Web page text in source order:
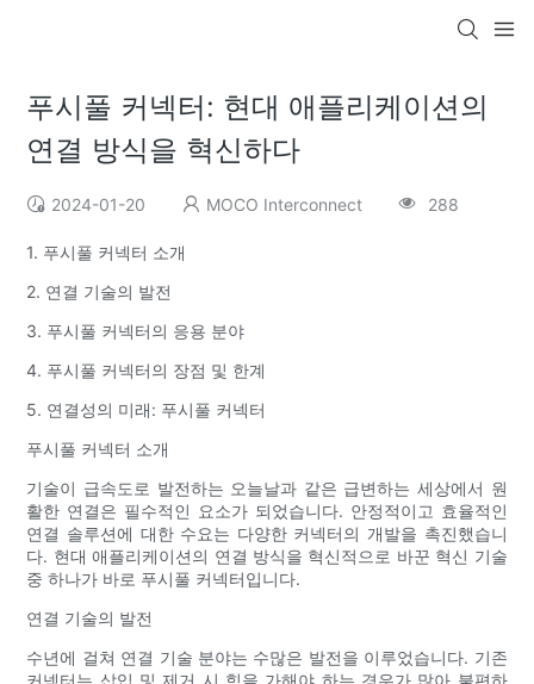
푸시풀 커넥터: 현대 애플리케이션의
연결 방식을 혁신하다
2024-01-20 MOCO Interconnect 288
1. 푸시풀 커넥터 소개
2. 연결 기술의 발전
3. 푸시풀 커넥터의 응용 분야
4. 푸시풀 커넥터의 장점 및 한계
5. 연결성의 미래: 푸시풀 커넥터
푸시풀 커넥터 소개
기술이 급속도로 발전하는 오늘날과 같은 급변하는 세상에서 원
활한 연결은 필수적인 요소가 되었습니다. 안정적이고 효율적인
연결 솔루션에 대한 수요는 다양한 커넥터의 개발을 촉진했습니
다. 현대 애플리케이션의 연결 방식을 혁신적으로 바꾼 혁신 기술
중 하나가 바로 푸시풀 커넥터입니다.
연결 기술의 발전
수년에 걸쳐 연결 기술 분야는 수많은 발전을 이루었습니다. 기존